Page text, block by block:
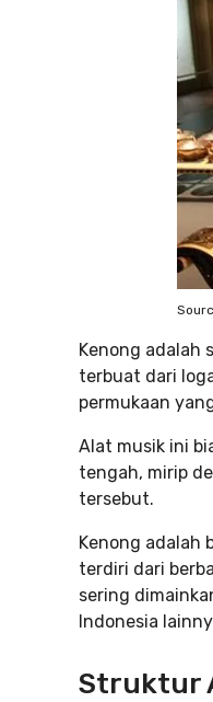
Kenong adalah
terbuat dari
permukaan
Alat musik ini
tengah, mirip
tersebut.
Kenong adalah
terdiri dari
sering
Indonesia
Struktur